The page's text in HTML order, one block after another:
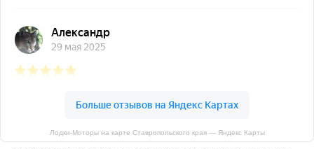
Лодки-Моторы на карте Ставропольского края — Яндекс Карты